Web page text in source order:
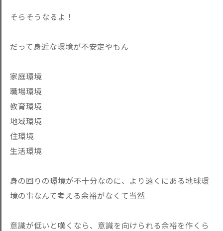
そらそうなるよ！
だって身近な環境が不安定やもん
家庭環境
職場環境
教育環境
地域環境
住環境
生活環境
身の回りの環境が不十分なのに、より遠くにある地球環
境の事なんて考える余裕がなくて当然
意識が低いと嘆くなら、意識を向けられる余裕を作くら